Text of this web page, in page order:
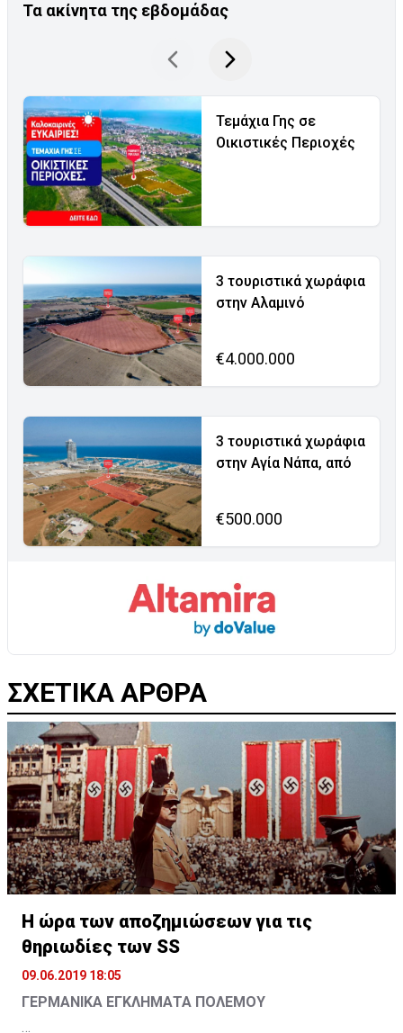
Τα ακίνητα της εβδομάδας
Τεμάχια Γης σε
Οικιστικές Περιοχές
3 τουριστικά χωράφια
στην Αλαμινό
€4.000.000
3 τουριστικά χωράφια
στην Αγία Νάπα, από
€500.000
ΣΧΕΤΙΚΑ ΑΡΘΡΑ
Η ώρα των αποζημιώσεων για τις
θηριωδίες των SS
09.06.2019 18:05
ΓΕΡΜΑΝΙΚΑ ΕΓΚΛΗΜΑΤΑ ΠΟΛΕΜΟΥ